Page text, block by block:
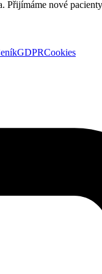
Přijímáme nové
GDPRCookies